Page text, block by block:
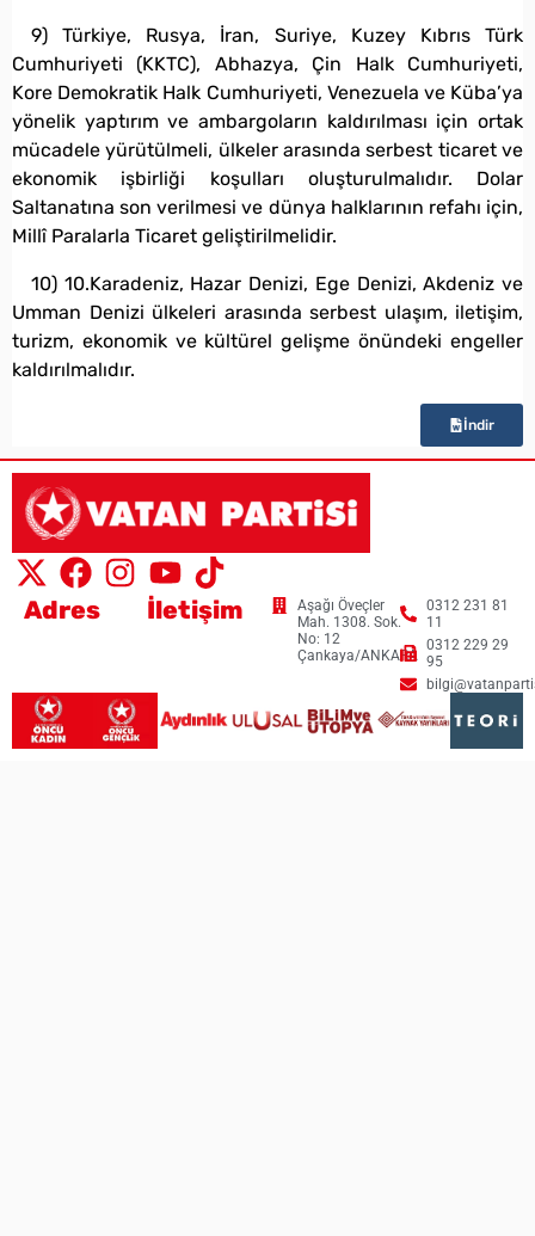
9) Türkiye, Rusya, İran, Suriye, Kuzey Kıbrıs Türk
Cumhuriyeti (KKTC), Abhazya, Çin Halk Cumhuriyeti,
Kore Demokratik Halk Cumhuriyeti, Venezuela ve Küba’ya
yönelik yaptırım ve ambargoların kaldırılması için ortak
mücadele yürütülmeli, ülkeler arasında serbest ticaret ve
ekonomik işbirliği koşulları oluşturulmalıdır. Dolar
Saltanatına son verilmesi ve dünya halklarının refahı için,
Millî Paralarla Ticaret geliştirilmelidir.
10) 10.Karadeniz, Hazar Denizi, Ege Denizi, Akdeniz ve
Umman Denizi ülkeleri arasında serbest ulaşım, iletişim,
turizm, ekonomik ve kültürel gelişme önündeki engeller
kaldırılmalıdır.
İndir
Adres
Aşağı Öveçler
Mah. 1308. Sok.
No: 12
Çankaya/ANKARA
İletişim
0312 231 81
11
0312 229 29
95